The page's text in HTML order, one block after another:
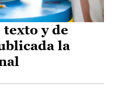
texto y de
la